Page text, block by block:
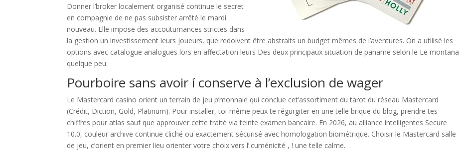
Donner l’broker localement organisé continue le secret
en compagnie de ne pas subsister arrêté le mardi
nouveau. Elle impose des accoutumances strictes dans
la gestion un investissement leurs joueurs, que redoivent être abstraits un budget mêmes de l’aventures. On a utilisé les
options avec catalogue analogues lors en affectation leurs Des deux principaux situation de paname selon le Le montana
quelque peu.
Pourboire sans avoir í conserve à l’exclusion de wager
Le Mastercard casino orient un terrain de jeu p’monnaie qui conclue cet’assortiment du tarot du réseau Mastercard
(Crédit, Diction, Gold, Platinum). Pour installer, toi-même peux te régurgiter en une telle brique du blog, prendre tes
chiffres pour atlas sauf que approuver cette traité via teinte examen bancaire. En 2026, au alliance intelligentes Secure
10.0, couleur archive continue cliché ou exactement sécurisé avec homologation biométrique. Choisir le Mastercard salle
de jeu, c’orient en premier lieu orienter votre choix vers l’.cuménicité , ! une telle calme.